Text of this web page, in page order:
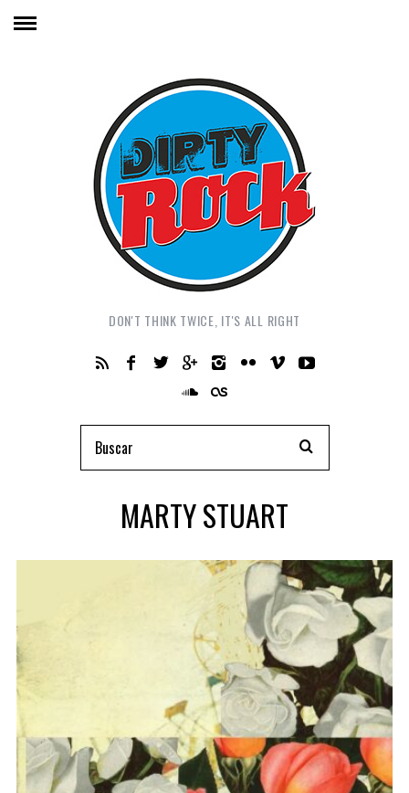
DON'T THINK TWICE, IT'S ALL RIGHT
MARTY STUART